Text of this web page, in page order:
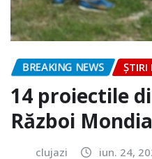
BREAKING NEWS ȘTIRI
14 proiectile
Război
clujazi iun. 24,